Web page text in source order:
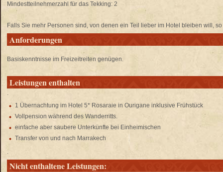
Mindestteilnehmerzahl für das Tekking: 2
Falls Sie mehr Personen sind, von denen ein Teil lieber im Hotel bleiben will,
Anforderungen
Basiskenntnisse im Freizeitreiten genügen.
Leistungen enthalten
.
1 Übernachtung im Hotel 5* Rosaraie in Ourigane inklusive Frühstück
Vollpension während des Wanderritts.
einfache aber saubere Unterkünfte bei Einheimischen
Transfer von und nach Marrakech
.
Nicht enthaltene Leistungen: